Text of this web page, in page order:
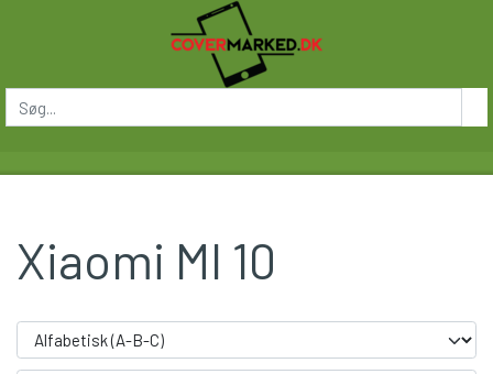
Xiaomi MI 10